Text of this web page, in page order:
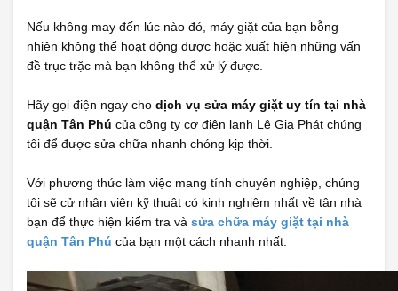
Nếu không may đến lúc nào đó, máy giặt của bạn bỗng
nhiên không thể hoạt động được hoặc xuất hiện những vấn
đề trục trặc mà bạn không thể xử lý được.
Hãy gọi điện ngay cho dịch vụ sửa máy giặt uy tín tại nhà
quận Tân Phú của công ty cơ điện lạnh Lê Gia Phát chúng
tôi để được sửa chữa nhanh chóng kịp thời.
Với phương thức làm việc mang tính chuyên nghiệp, chúng
tôi sẽ cử nhân viên kỹ thuật có kinh nghiệm nhất về tận nhà
bạn để thực hiện kiểm tra và sửa chữa máy giặt tại nhà
quận Tân Phú của bạn một cách nhanh nhất.